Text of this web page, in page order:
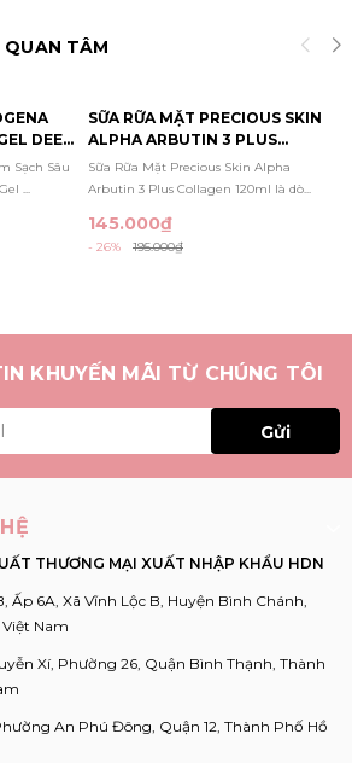
QUAN TÂM
DEEP
Sạch Sâu
...
SỮA RỮA MẶT PRECIOUS SKIN
ALPHA ARBUTIN 3 PLUS
COLLAGEN 120ML
Sữa Rữa Mặt Precious Skin Alpha
Arbutin 3 Plus Collagen 120ml là dò...
145.000₫
- 26% 195.000₫
KHUYẾN MÃI TỪ CHÚNG TÔI
Gửi
THƯƠNG MẠI XUẤT NHẬP KHẨU HDN
Ấp 6A, Xã Vĩnh Lộc B, Huyện Bình Chánh,
Nam
Xí, Phường 26, Quận Bình Thạnh, Thành
An Phú Đông, Quận 12, Thành Phố Hồ